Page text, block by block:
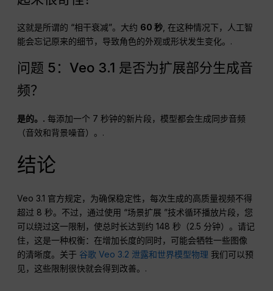
这就是所谓的 “相干衰减”。大约 60 秒 , 在这种情况下，人工智
能会忘记原来的细节，导致角色的外观或形状发生变化。.
问题 5：Veo 3.1 是否为扩展部分生成音
频？
是的。. 每添加一个 7 秒钟的新片段，模型都会生成同步音频
（音效和背景噪音）。.
结论
Veo 3.1 官方规定，为确保稳定性，每次生成的高质量视频不得
超过 8 秒。不过，通过使用 “场景扩展 ”技术循环播放片段，您
可以绕过这一限制，使总时长达到约 148 秒（2.5 分钟）。请记
住，这是一种权衡：在增加长度的同时，可能会牺牲一些图像
的清晰度。关于 谷歌 Veo 3.2 泄露和世界模型物理 我们可以预
见，这些限制很快就会得到改善。.